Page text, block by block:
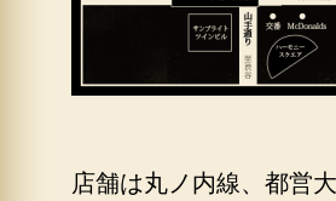
店舗は丸ノ内線、都営